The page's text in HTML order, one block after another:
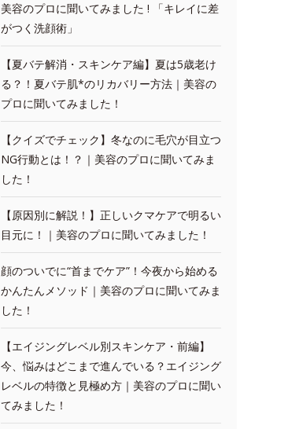
美容のプロに聞いてみました ! 「キレイに差
がつく洗顔術」
【夏バテ解消・スキンケア編】夏は5歳老け
る？！夏バテ肌*のリカバリー方法｜美容の
プロに聞いてみました！
【クイズでチェック】冬なのに毛穴が目立つ
NG行動とは！？｜美容のプロに聞いてみま
した！
【原因別に解説！】正しいクマケアで明るい
目元に！｜美容のプロに聞いてみました！
顔のついでに“首までケア”！今夜から始める
かんたんメソッド｜美容のプロに聞いてみま
した！
【エイジングレベル別スキンケア・前編】
今、悩みはどこまで進んでいる？エイジング
レベルの特徴と見極め方｜美容のプロに聞い
てみました！